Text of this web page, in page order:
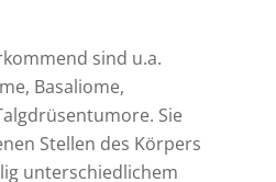
sind u.a.
Basaliome,
Sie
Stellen des Körpers
unterschiedlichem